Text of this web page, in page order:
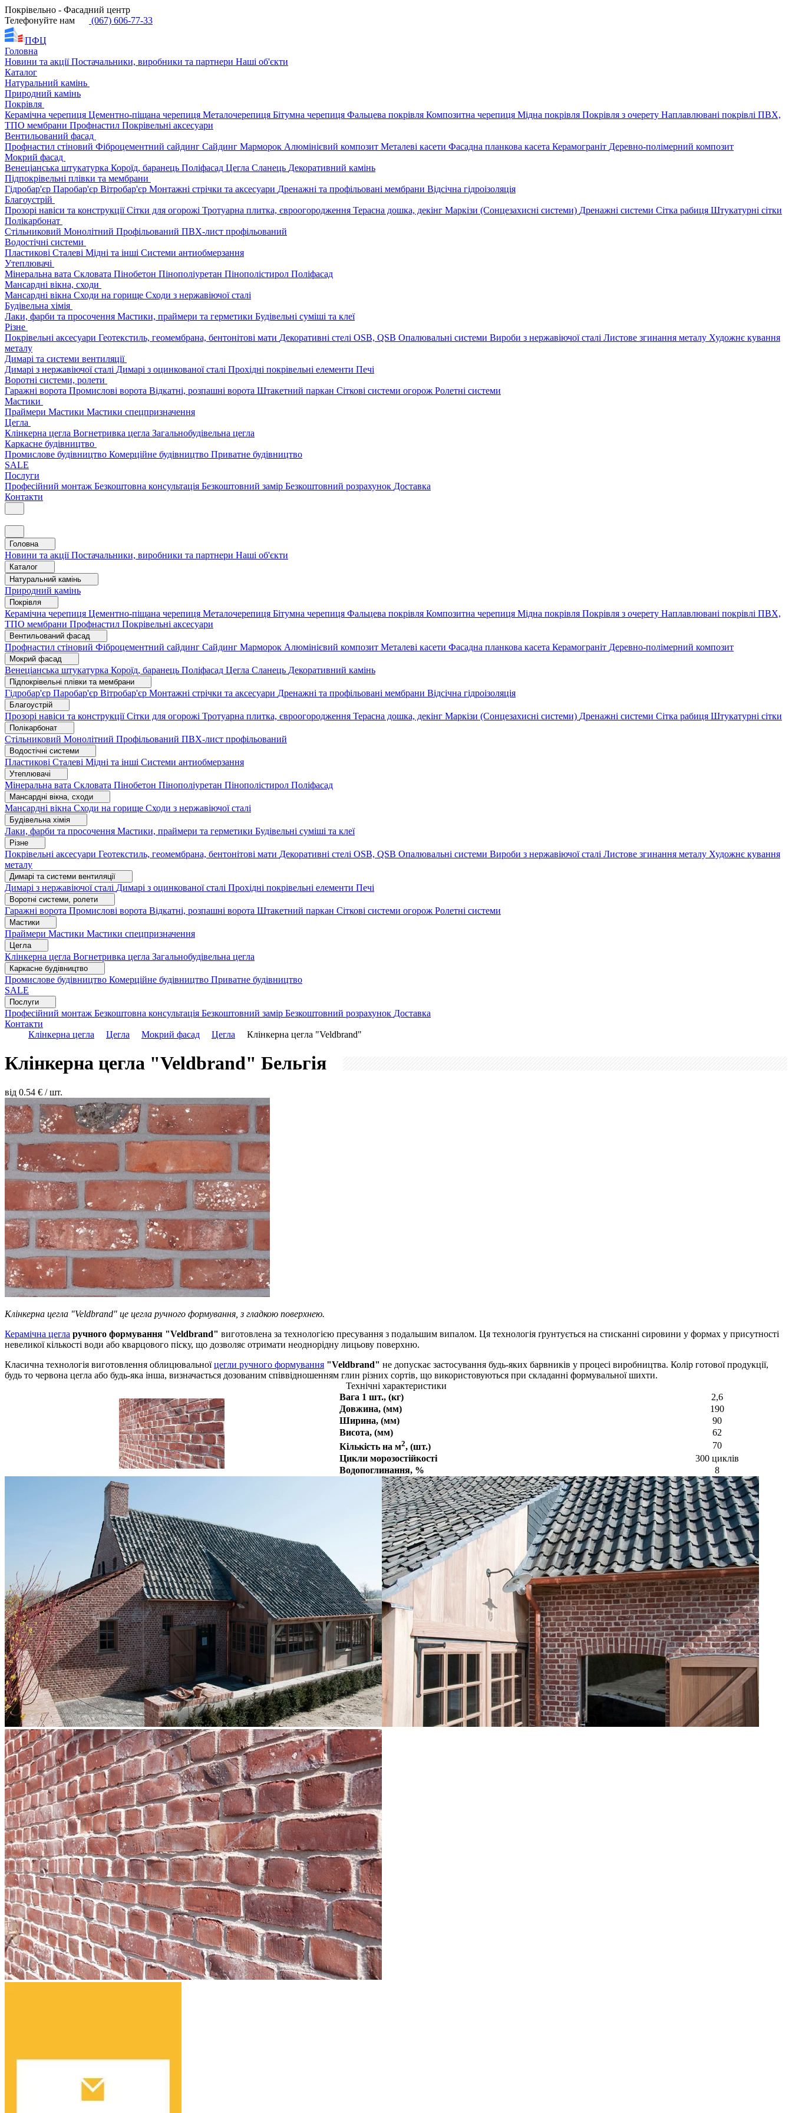
Покрівельно - Фасадний центр
Телефонуйте нам
(067) 606-77-33
ПФЦ
Головна
Новини та акціїПостачальники, виробники та партнери Наші об'єкти
Каталог
Натуральний камінь
Природний камінь
Покрівля
Керамічна черепиця Цементно-піщана черепиця Металочерепиця Бітумна черепиця Фальцева покрівля Композитна черепиця Мідна покрівля Покрівля з очерету Наплавлювані покрівлі ПВХ,
ТПО мембрани Профнастил Покрівельні аксесуари
Вентильований фасад
Профнастил стіновий Фіброцементний сайдинг Сайдинг Марморок Алюмінієвий композит Металеві касети Фасадна планкова касета Керамограніт Деревно-полімерний композит
Мокрий фасад
Венеціанська штукатурка Короїд, баранець Поліфасад Цегла Сланець Декоративний камінь
Підпокрівельні плівки та мембрани
Гідробар'єр Паробар'єр Вітробар'єр Монтажні стрічки та аксесуари Дренажні та профільовані мембрани Відсічна гідроізоляція
Благоустрій
Прозорі навіси та конструкціїСітки для огорожі Тротуарна плитка, євроогородження Терасна дошка, декінг Маркізи (Сонцезахисні системи) Дренажні системи Сітка рабиця Штукатурні сітки
Полікарбонат
Стільниковий Монолітний Профільований ПВХ-лист профільований
Водостічні системи
Пластикові Сталеві Мідні та інші Системи антиобмерзання
Утеплювачі
Мінеральна вата Скловата Пінобетон Пінополіуретан Пінополістирол Поліфасад
Мансардні вікна, сходи
Мансардні вікна Сходи на горище Сходи з нержавіючої сталі
Будівельна хімія
Лаки, фарби та просочення Мастики, праймери та герметики Будівельні суміші та клеї
Різне
Покрівельні аксесуари Геотекстиль, геомембрана, бентонітові мати Декоративні стелі OSB, QSB Опалювальні системи Вироби з нержавіючої сталі Листове згинання металу Художнє кування
металу
Димарі та системи вентиляції
Димарі з нержавіючої сталі Димарі з оцинкованої сталі Прохідні покрівельні елементи Печі
Воротні системи, ролети
Гаражні ворота Промислові ворота Відкатні, розпашні ворота Штакетний паркан Сіткові системи огорож Ролетні системи
Мастики
Праймери Мастики Мастики спецпризначення
Цегла
Клінкерна цегла Вогнетривка цегла Загальнобудівельна цегла
Каркасне будівництво
Промислове будівництво Комерційне будівництво Приватне будівництво
SALE
Послуги
Професійний монтаж Безкоштовна консультація Безкоштовний замір Безкоштовний розрахунок Доставка
Контакти
Головна
Новини та акціїПостачальники, виробники та партнери Наші об'єкти
Каталог
Натуральний камінь
Природний камінь
Покрівля
Керамічна черепиця Цементно-піщана черепиця Металочерепиця Бітумна черепиця Фальцева покрівля Композитна черепиця Мідна покрівля Покрівля з очерету Наплавлювані покрівлі ПВХ,
ТПО мембрани Профнастил Покрівельні аксесуари
Вентильований фасад
Профнастил стіновий Фіброцементний сайдинг Сайдинг Марморок Алюмінієвий композит Металеві касети Фасадна планкова касета Керамограніт Деревно-полімерний композит
Мокрий фасад
Венеціанська штукатурка Короїд, баранець Поліфасад Цегла Сланець Декоративний камінь
Підпокрівельні плівки та мембрани
Гідробар'єр Паробар'єр Вітробар'єр Монтажні стрічки та аксесуари Дренажні та профільовані мембрани Відсічна гідроізоляція
Благоустрій
Прозорі навіси та конструкціїСітки для огорожі Тротуарна плитка, євроогородження Терасна дошка, декінг Маркізи (Сонцезахисні системи) Дренажні системи Сітка рабиця Штукатурні сітки
Полікарбонат
Стільниковий Монолітний Профільований ПВХ-лист профільований
Водостічні системи
Пластикові Сталеві Мідні та інші Системи антиобмерзання
Утеплювачі
Мінеральна вата Скловата Пінобетон Пінополіуретан Пінополістирол Поліфасад
Мансардні вікна, сходи
Мансардні вікна Сходи на горище Сходи з нержавіючої сталі
Будівельна хімія
Лаки, фарби та просочення Мастики, праймери та герметики Будівельні суміші та клеї
Різне
Покрівельні аксесуари Геотекстиль, геомембрана, бентонітові мати Декоративні стелі OSB, QSB Опалювальні системи Вироби з нержавіючої сталі Листове згинання металу Художнє кування
металу
Димарі та системи вентиляції
Димарі з нержавіючої сталі Димарі з оцинкованої сталі Прохідні покрівельні елементи Печі
Воротні системи, ролети
Гаражні ворота Промислові ворота Відкатні, розпашні ворота Штакетний паркан Сіткові системи огорож Ролетні системи
Мастики
Праймери Мастики Мастики спецпризначення
Цегла
Клінкерна цегла Вогнетривка цегла Загальнобудівельна цегла
Каркасне будівництво
Промислове будівництво Комерційне будівництво Приватне будівництво
SALE
Послуги
Професійний монтаж Безкоштовна консультація Безкоштовний замір Безкоштовний розрахунок Доставка
Контакти
Клінкерна цегла
Цегла Мокрий фасад Цегла Клінкерна цегла "Veldbrand"
Клінкерна цегла "Veldbrand" Бельгія
від 0.54 € / шт.
Клінкерна цегла "Veldbrand" це цегла ручного формування, з гладкою поверхнею.
Керамічна цегла ручного формування "Veldbrand" виготовлена ​​за технологією пресування з подальшим випалом. Ця технологія ґрунтується на стисканні сировини у формах у присутності
невеликої кількості води або кварцового піску, що дозволяє отримати неоднорідну лицьову поверхню.
Класична технологія виготовлення облицювальноїцегли ручного формування "Veldbrand" не допускає застосування будь-яких барвників у процесі виробництва. Колір готової продукції,
будь то червона цегла або будь-яка інша, визначається дозованим співвідношенням глин різних сортів, що використовуються при складанні формувальної шихти.
Технічні характеристики
Вага 1 шт., (кг)
2,6
Довжина, (мм)
190
Ширина, (мм)
90
Висота, (мм)
62
Кількість на м2, (шт.)
70
Цикли морозостійкості
300 циклів
Водопоглинання, %
8